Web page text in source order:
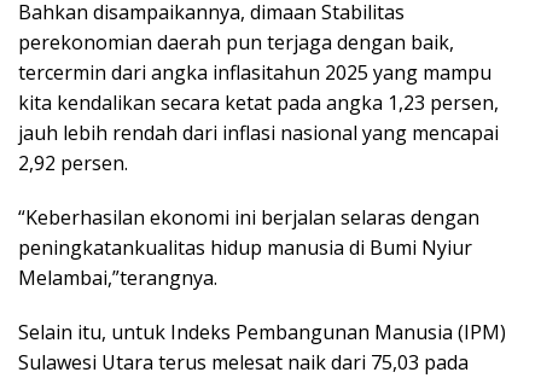
Bahkan disampaikannya, dimaan Stabilitas
perekonomian daerah pun terjaga dengan baik,
tercermin dari angka inflasitahun 2025 yang mampu
kita kendalikan secara ketat pada angka 1,23 persen,
jauh lebih rendah dari inflasi nasional yang mencapai
2,92 persen.
“Keberhasilan ekonomi ini berjalan selaras dengan
peningkatankualitas hidup manusia di Bumi Nyiur
Melambai,”terangnya.
Selain itu, untuk Indeks Pembangunan Manusia (IPM)
Sulawesi Utara terus melesat naik dari 75,03 pada